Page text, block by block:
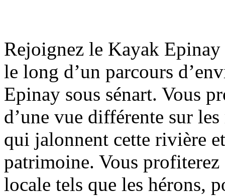
Rejoignez le Kayak
le long d’un parcours
Epinay sous sénart. Vous
d’une vue différente sur
qui jalonnent cette rivière
patrimoine. Vous
locale tels que les hérons,